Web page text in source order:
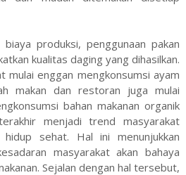
produksi, penggunaan pakan
kualitas daging yang dihasilkan.
mulai enggan mengkonsumsi ayam
makan dan restoran juga mulai
bahan makanan organik
menjadi trend masyarakat
sehat. Hal ini menunjukkan
masyarakat akan bahaya
Sejalan dengan hal tersebut,